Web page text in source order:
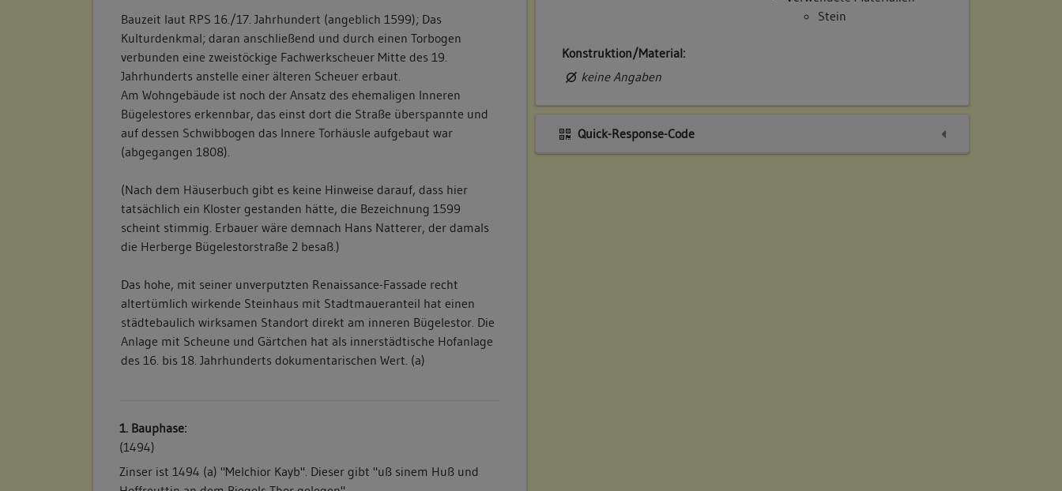
Bauzeit laut RPS 16./17. Jahrhundert (angeblich 1599); Das
Kulturdenkmal; daran anschließend und durch einen Torbogen
verbunden eine zweistöckige Fachwerkscheuer Mitte des 19.
Jahrhunderts anstelle einer älteren Scheuer erbaut.
Am Wohngebäude ist noch der Ansatz des ehemaligen Inneren
Bügelestores erkennbar, das einst dort die Straße überspannte und
auf dessen Schwibbogen das Innere Torhäusle aufgebaut war
(abgegangen 1808).
(Nach dem Häuserbuch gibt es keine Hinweise darauf, dass hier
tatsächlich ein Kloster gestanden hätte, die Bezeichnung 1599
scheint stimmig. Erbauer wäre demnach Hans Natterer, der damals
die Herberge Bügelestorstraße 2 besaß.)
Das hohe, mit seiner unverputzten Renaissance-Fassade recht
altertümlich wirkende Steinhaus mit Stadtmaueranteil hat einen
städtebaulich wirksamen Standort direkt am inneren Bügelestor. Die
Anlage mit Scheune und Gärtchen hat als innerstädtische Hofanlage
des 16. bis 18. Jahrhunderts dokumentarischen Wert. (a)
1. Bauphase:
(1494)
Zinser ist 1494 (a) "Melchior Kayb". Dieser gibt "uß sinem Huß und
Stein
Konstruktion/Material:
keine Angaben
Quick-Response-Code